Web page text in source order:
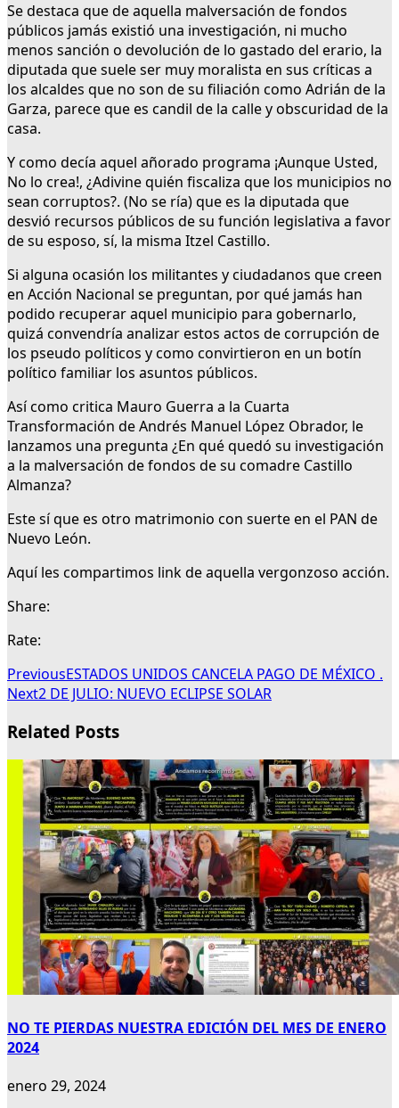
Se destaca que de aquella malversación de fondos
públicos jamás existió una investigación, ni mucho
menos sanción o devolución de lo gastado del erario, la
diputada que suele ser muy moralista en sus críticas a
los alcaldes que no son de su filiación como Adrián de la
Garza, parece que es candil de la calle y obscuridad de la
casa.
Y como decía aquel añorado programa ¡Aunque Usted,
No lo crea!, ¿Adivine quién fiscaliza que los municipios no
sean corruptos?. (No se ría) que es la diputada que
desvió recursos públicos de su función legislativa a favor
de su esposo, sí, la misma Itzel Castillo.
Si alguna ocasión los militantes y ciudadanos que creen
en Acción Nacional se preguntan, por qué jamás han
podido recuperar aquel municipio para gobernarlo,
quizá convendría analizar estos actos de corrupción de
los pseudo políticos y como convirtieron en un botín
político familiar los asuntos públicos.
Así como critica Mauro Guerra a la Cuarta
Transformación de Andrés Manuel López Obrador, le
lanzamos una pregunta ¿En qué quedó su investigación
a la malversación de fondos de su comadre Castillo
Almanza?
Este sí que es otro matrimonio con suerte en el PAN de
Nuevo León.
Aquí les compartimos link de aquella vergonzoso acción.
Share:
Rate:
PreviousESTADOS UNIDOS CANCELA PAGO DE MÉXICO .
Next2 DE JULIO: NUEVO ECLIPSE SOLAR
Related Posts
NO TE PIERDAS NUESTRA EDICIÓN DEL MES DE ENERO
2024
enero 29, 2024